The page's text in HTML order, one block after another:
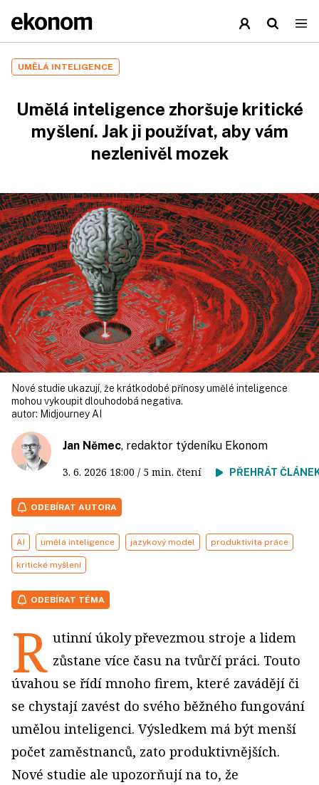
UMĚLÁ INTELIGENCE
Umělá inteligence zhoršuje kritické
myšlení. Jak ji používat, aby vám
nezlenivěl mozek
Nové studie ukazují, že krátkodobé přínosy umělé inteligence
mohou vykoupit dlouhodobá negativa.
autor: Midjourney AI
Jan Němec, redaktor týdeníku Ekonom
3. 6. 2026 18:00 / 5 min. čtení PŘEHRÁT
ODEBÍRAT AUTORA
AI umělá inteligence jazykový model produktivita práce
kritické myšlení
ODEBÍRAT TÉMA
R utinní úkoly převezmou stroje a lidem
zůstane více času na tvůrčí práci. Touto
úvahou se řídí mnoho firem, které zavádějí či
se chystají zavést do svého běžného fungování
umělou inteligenci. Výsledkem má být menší
počet zaměstnanců, zato produktivnějších.
Nové studie ale upozorňují na to, že